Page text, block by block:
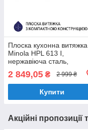
Плоска кухонна витяжка
Minola HPL 613 I,
нержавіюча сталь,
шафу, шириною 60 см
2 849,05 ₴ 2 999 ₴
Купити
Акційні пропозиції